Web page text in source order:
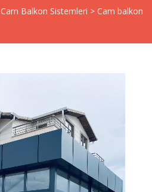
Cam Balkon Sistemleri > Cam balkon